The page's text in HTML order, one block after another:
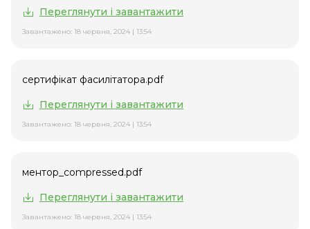
Переглянути і завантажити
Завантажено: 18 червня, 2024 | 13:54
сертифікат фасилітатора.pdf
Переглянути і завантажити
Завантажено: 18 червня, 2024 | 13:54
ментор_compressed.pdf
Переглянути і завантажити
Завантажено: 18 червня, 2024 | 13:54